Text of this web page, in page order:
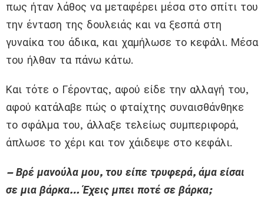
πως ήταν λάθος να μεταφέρει μέσα στο σπίτι του
την ένταση της δουλειάς και να ξεσπά στη
γυναίκα του άδικα, και χαμήλωσε το κεφάλι. Μέσα
του ήλθαν τα πάνω κάτω.
Και τότε ο Γέροντας, αφού είδε την αλλαγή του,
αφού κατάλαβε πώς ο φταίχτης συναισθάνθηκε
το σφάλμα του, άλλαξε τελείως συμπεριφορά,
άπλωσε το χέρι και τον χάιδεψε στο κεφάλι.
– Βρέ μανούλα μου, του είπε τρυφερά, άμα είσαι
σε μια βάρκα… Έχεις μπει ποτέ σε βάρκα;